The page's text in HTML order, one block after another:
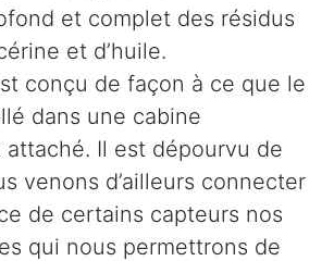
et complet des résidus
et d’huile.
conçu de façon à ce que le
dans une cabine
Il est dépourvu de
venons d’ailleurs connecter
de certains capteurs nos
qui nous permettrons de